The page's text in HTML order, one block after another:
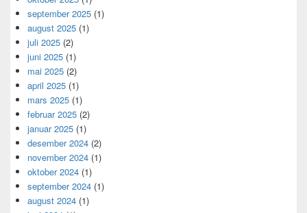
september 2025 (1)
august 2025 (1)
juli 2025 (2)
juni 2025 (1)
mai 2025 (2)
april 2025 (1)
mars 2025 (1)
februar 2025 (2)
januar 2025 (1)
desember 2024 (2)
november 2024 (1)
oktober 2024 (1)
september 2024 (1)
august 2024 (1)